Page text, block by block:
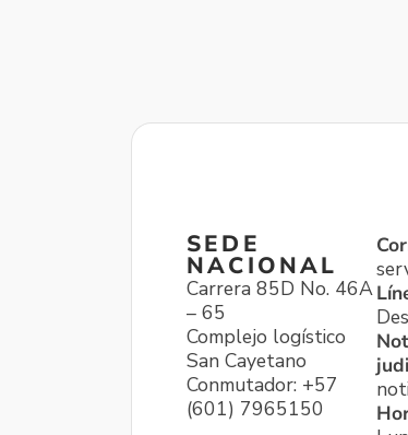
SEDE
NACIONAL
Carrera 85D No. 46A
– 65
Complejo logístico
San Cayetano
Conmutador: +57
(601) 7965150